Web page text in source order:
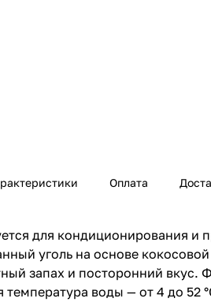
Оплата
для кондиционирования
уголь на основе
запах и посторонний
воды — от 4 до 52